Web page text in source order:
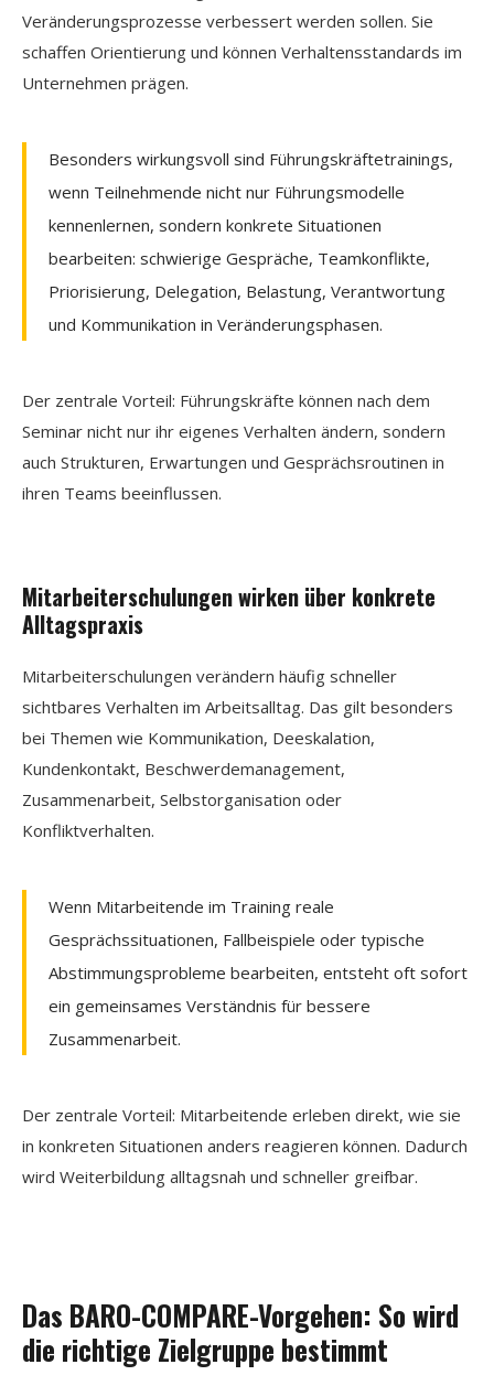
Veränderungsprozesse verbessert werden sollen. Sie
schaffen Orientierung und können Verhaltensstandards im
Unternehmen prägen.
Besonders wirkungsvoll sind Führungskräftetrainings,
wenn Teilnehmende nicht nur Führungsmodelle
kennenlernen, sondern konkrete Situationen
bearbeiten: schwierige Gespräche, Teamkonflikte,
Priorisierung, Delegation, Belastung, Verantwortung
und Kommunikation in Veränderungsphasen.
Der zentrale Vorteil: Führungskräfte können nach dem
Seminar nicht nur ihr eigenes Verhalten ändern, sondern
auch Strukturen, Erwartungen und Gesprächsroutinen in
ihren Teams beeinflussen.
Mitarbeiterschulungen wirken über konkrete
Alltagspraxis
Mitarbeiterschulungen verändern häufig schneller
sichtbares Verhalten im Arbeitsalltag. Das gilt besonders
bei Themen wie Kommunikation, Deeskalation,
Kundenkontakt, Beschwerdemanagement,
Zusammenarbeit, Selbstorganisation oder
Konfliktverhalten.
Wenn Mitarbeitende im Training reale
Gesprächssituationen, Fallbeispiele oder typische
Abstimmungsprobleme bearbeiten, entsteht oft sofort
ein gemeinsames Verständnis für bessere
Zusammenarbeit.
Der zentrale Vorteil: Mitarbeitende erleben direkt, wie sie
in konkreten Situationen anders reagieren können. Dadurch
wird Weiterbildung alltagsnah und schneller greifbar.
Das BARO-COMPARE-Vorgehen: So wird
die richtige Zielgruppe bestimmt